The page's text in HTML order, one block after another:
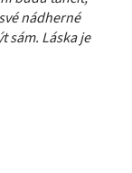
nádherné
sám. Láska je